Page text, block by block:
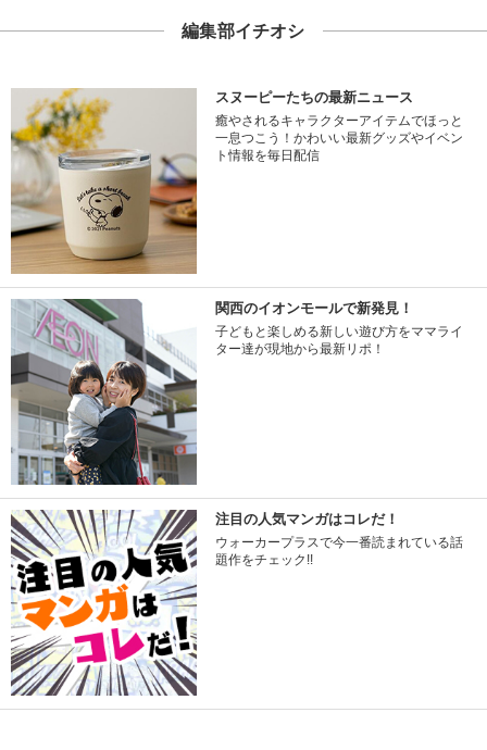
編集部イチオシ
スヌーピーたちの最新ニュース
癒やされるキャラクターアイテムでほっと
一息つこう！かわいい最新グッズやイベン
ト情報を毎日配信
関西のイオンモールで新発見！
子どもと楽しめる新しい遊び方をママライ
ター達が現地から最新リポ！
注目の人気マンガはコレだ！
ウォーカープラスで今一番読まれている話
題作をチェック!!